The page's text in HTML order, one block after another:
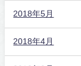
2018年5月
2018年4月